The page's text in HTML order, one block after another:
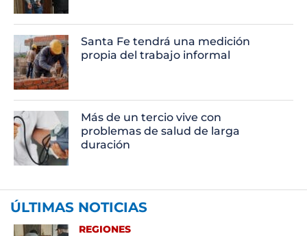
Santa Fe tendrá una medición
propia del trabajo informal
Más de un tercio vive con
problemas de salud de larga
duración
ÚLTIMAS NOTICIAS
REGIONES